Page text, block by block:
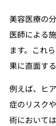
美容医療の
医師による
ます。これ
果に直面す
例えば、ヒ
症のリスク
術において